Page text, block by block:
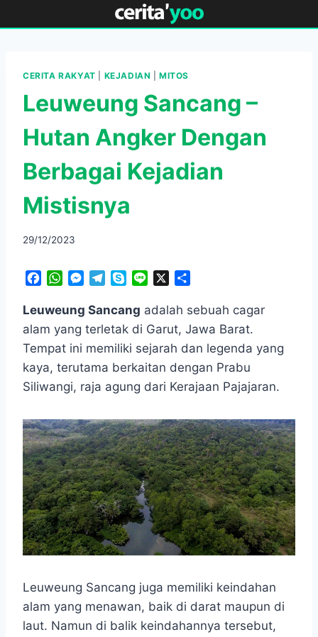
to
CERITA RAKYAT KEJADIAN |MITOS
Leuweung Sancang –
Hutan Angker Dengan
Berbagai Kejadian
Mistisnya
29/12/2023
c
e
o
o
k
W
a
t
s
A
p
p
M
s
s
n
g
e
l
e
r
a
m
y
p
e
n
e
a
r
Leuweung Sancang adalah sebuah cagar
alam yang terletak di Garut, Jawa Barat.
Tempat ini memiliki sejarah dan legenda yang
kaya, terutama berkaitan dengan Prabu
Siliwangi, raja agung dari Kerajaan Pajajaran.
Leuweung Sancang juga memiliki keindahan
alam yang menawan, baik di darat maupun di
laut. Namun di balik keindahannya tersebut,